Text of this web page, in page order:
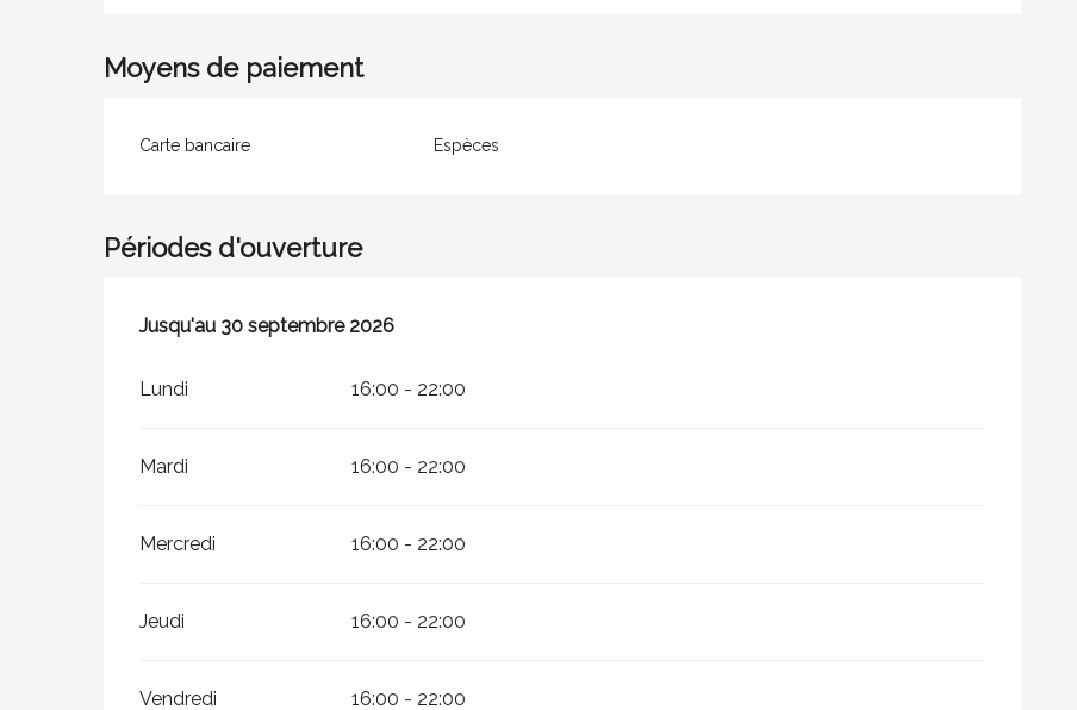
Moyens de paiement
Carte bancaire Espèces
Périodes d'ouverture
Du1 juin 2026au30 septembre 2026
Jusqu'au 30 septembre 2026
Lundi 16:00 - 22:00
Mardi 16:00 - 22:00
Mercredi 16:00 - 22:00
Jeudi 16:00 - 22:00
Vendredi 16:00 - 22:00